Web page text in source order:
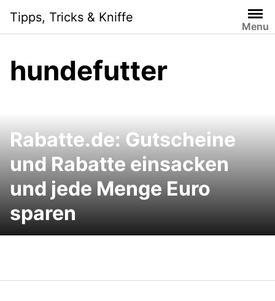
content
Tipps, Tricks & Kniffe
Menu
hundefutter
Rabatte.de: Gutscheine
und Rabatte einsacken
und jede Menge Euro
sparen